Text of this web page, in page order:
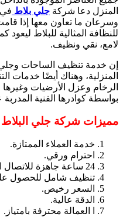
المنزل دعا شركة جلي بلاط في
وسرعان ما تعاون معها إذا
للنظافة المثالية للبلاط ليعود
لامع، نقي ونظيف.
إن خدمة تنظيف الساحات
المنزلية، وهناك أيضًا خدمات
الرخام وعزل الأرضيات
بواسطة كوادرها الفنية
مميزات شركة جلي البلاط
خدمة العملاء الممتازة.
احترام ورقي.
24 ساعة جاهزة للاتصال السريع.
تنظيف شامل للحصول
السعر رخيص.
الدقة عالية.
ا العمالة محترفة بامتياز.